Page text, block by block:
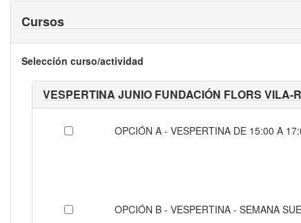
Cursos
Selección curso/actividad
VESPERTINA JUNIO FUNDACIÓN FLORS VILA-
OPCIÓN A - VESPERTINA DE 15:00 A
OPCIÓN B - VESPERTINA - SEMANA